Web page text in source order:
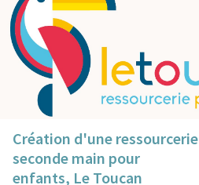
Création d'une ressourcerie
seconde main pour
enfants, Le Toucan